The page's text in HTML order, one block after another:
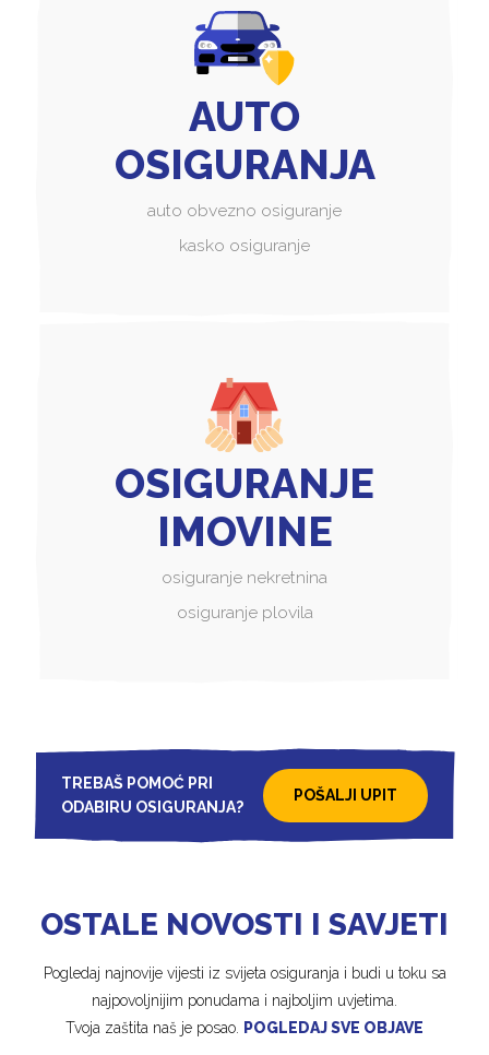
AUTO
OSIGURANJA
auto obvezno osiguranje
kasko osiguranje
OSIGURANJE
IMOVINE
osiguranje nekretnina
osiguranje plovila
TREBAŠ POMOĆ PRI
ODABIRU OSIGURANJA?
POŠALJI UPIT
OSTALE NOVOSTI I SAVJETI
Pogledaj najnovije vijesti iz svijeta osiguranja i budi u toku sa
najpovoljnijim ponudama i najboljim uvjetima.
Tvoja zaštita naš je posao. POGLEDAJ SVE OBJAVE